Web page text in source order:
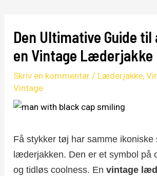
Den Ultimative Guide til
en Vintage Læderjakke
Skriv en kommentar / Læderjakke,
Vintage
Få stykker tøj har samme ikoniske
læderjakken. Den er et symbol på
og tidløs coolness. Envintage